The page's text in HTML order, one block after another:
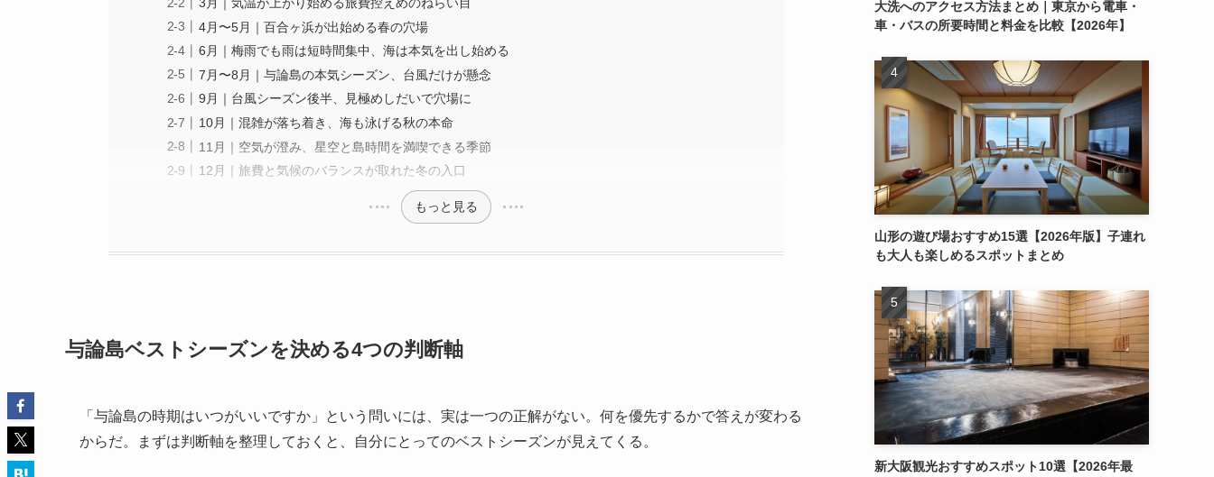
4月〜5月｜百合ヶ浜が出始める春の穴場
6月｜梅雨でも雨は短時間集中、海は本気を出し始める
7月〜8月｜与論島の本気シーズン、台風だけが懸念
9月｜台風シーズン後半、見極めしだいで穴場に
10月｜混雑が落ち着き、海も泳げる秋の本命
11月｜空気が澄み、星空と島時間を満喫できる季節
12月｜旅費と気候のバランスが取れた冬の入口
もっと見る
与論島ベストシーズンを決める4つの判断軸
「与論島の時期はいつがいいですか」という問いには、実は一つの正解がない。何を優先するかで答えが変わる
からだ。まずは判断軸を整理しておくと、自分にとってのベストシーズンが見えてくる。
大洗へのアクセス方法まとめ｜東京から電車・
車・バスの所要時間と料金を比較【2026年】
山形の遊び場おすすめ15選【2026年版】子連れ
も大人も楽しめるスポットまとめ
新大阪観光おすすめスポット10選【2026年最